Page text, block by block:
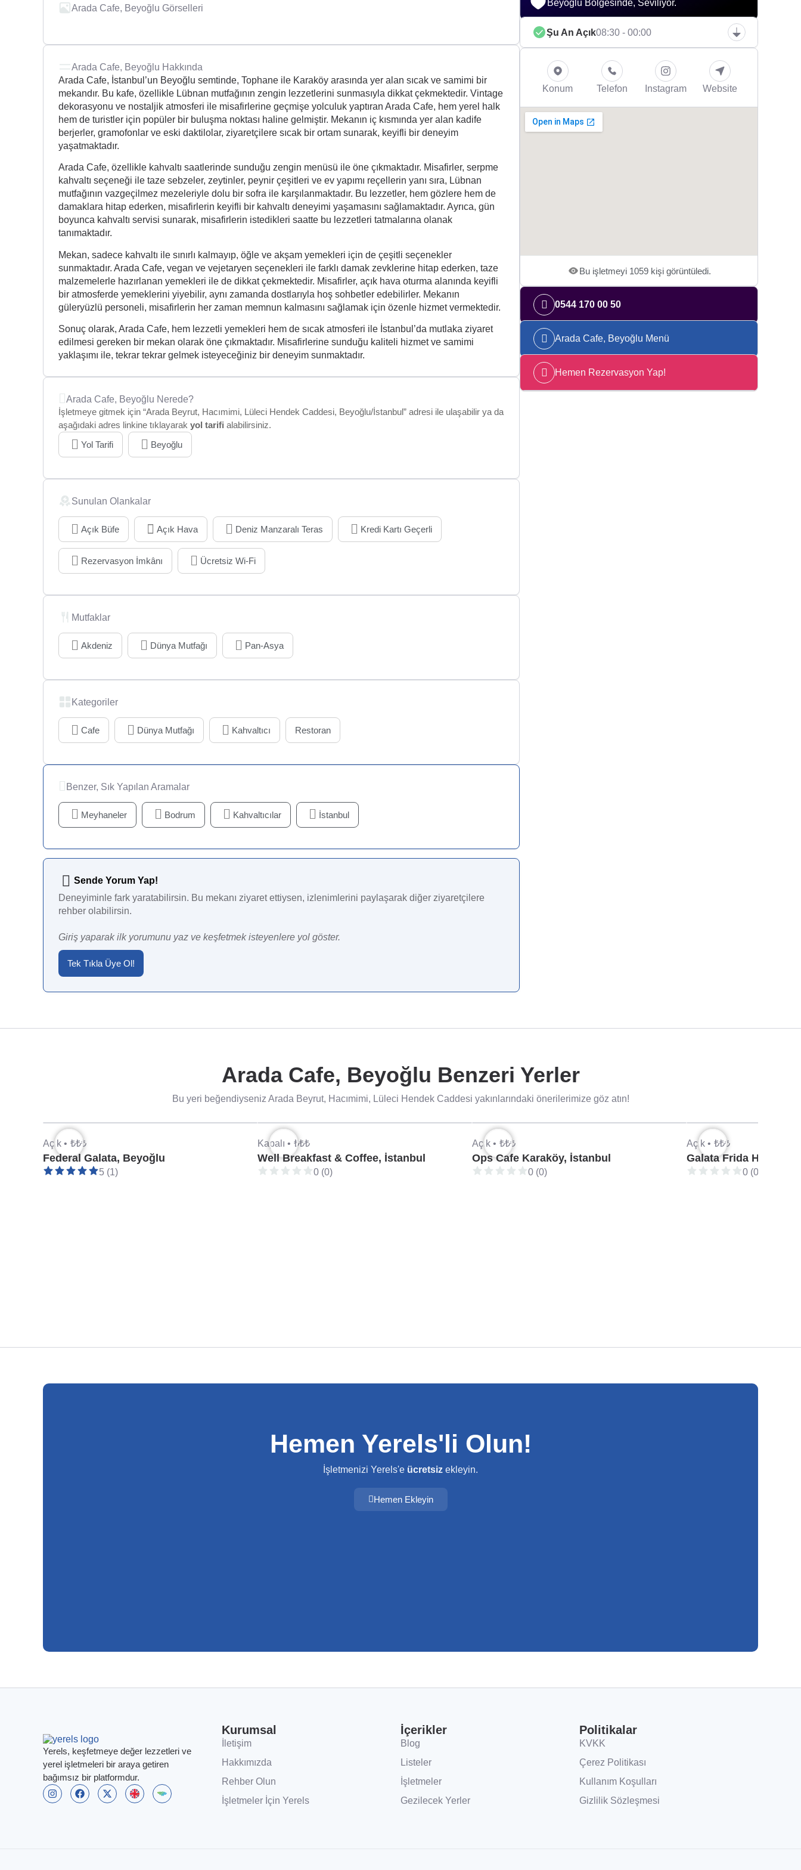
Arada Cafe, Beyoğlu Görselleri
Arada Cafe, Beyoğlu Hakkında
Arada Cafe, İstanbul’un Beyoğlu semtinde, Tophane ile Karaköy arasında yer alan sıcak ve samimi bir
mekandır. Bu kafe, özellikle Lübnan mutfağının zengin lezzetlerini sunmasıyla dikkat çekmektedir. Vintage
dekorasyonu ve nostaljik atmosferi ile misafirlerine geçmişe yolculuk yaptıran Arada Cafe, hem yerel halk
hem de turistler için popüler bir buluşma noktası haline gelmiştir. Mekanın iç kısmında yer alan kadife
berjerler, gramofonlar ve eski daktilolar, ziyaretçilere sıcak bir ortam sunarak, keyifli bir deneyim
yaşatmaktadır.
Arada Cafe, özellikle kahvaltı saatlerinde sunduğu zengin menüsü ile öne çıkmaktadır. Misafirler, serpme
kahvaltı seçeneği ile taze sebzeler, zeytinler, peynir çeşitleri ve ev yapımı reçellerin yanı sıra, Lübnan
mutfağının vazgeçilmez mezeleriyle dolu bir sofra ile karşılanmaktadır. Bu lezzetler, hem gözlere hem de
damaklara hitap ederken, misafirlerin keyifli bir kahvaltı deneyimi yaşamasını sağlamaktadır. Ayrıca, gün
boyunca kahvaltı servisi sunarak, misafirlerin istedikleri saatte bu lezzetleri tatmalarına olanak
tanımaktadır.
Mekan, sadece kahvaltı ile sınırlı kalmayıp, öğle ve akşam yemekleri için de çeşitli seçenekler
sunmaktadır. Arada Cafe, vegan ve vejetaryen seçenekleri ile farklı damak zevklerine hitap ederken, taze
malzemelerle hazırlanan yemekleri ile de dikkat çekmektedir. Misafirler, açık hava oturma alanında keyifli
bir atmosferde yemeklerini yiyebilir, aynı zamanda dostlarıyla hoş sohbetler edebilirler. Mekanın
güleryüzlü personeli, misafirlerin her zaman memnun kalmasını sağlamak için özenle hizmet vermektedir.
Sonuç olarak, Arada Cafe, hem lezzetli yemekleri hem de sıcak atmosferi ile İstanbul’da mutlaka ziyaret
edilmesi gereken bir mekan olarak öne çıkmaktadır. Misafirlerine sunduğu kaliteli hizmet ve samimi
yaklaşımı ile, tekrar tekrar gelmek isteyeceğiniz bir deneyim sunmaktadır.
Arada Cafe, Beyoğlu Nerede?
İşletmeye gitmek için “Arada Beyrut, Hacımimi, Lüleci Hendek Caddesi, Beyoğlu/İstanbul” adresi ile ulaşabilir ya da
aşağıdaki adres linkine tıklayarak yol tarifi alabilirsiniz.
Yol Tarifi
Beyoğlu
Sunulan Olankalar
Açık Büfe Açık Hava Deniz Manzaralı Teras Kredi Kartı Geçerli
Rezervasyon İmkânı Ücretsiz Wi-Fi
Mutfaklar
Akdeniz Dünya Mutfağı Pan-Asya
Kategoriler
Cafe Dünya Mutfağı Kahvaltıcı Restoran
Benzer, Sık Yapılan Aramalar
Meyhaneler Bodrum Kahvaltıcılar İstanbul
Sende Yorum Yap!
Deneyiminle fark yaratabilirsin. Bu mekanı ziyaret ettiysen, izlenimlerini paylaşarak diğer ziyaretçilere
rehber olabilirsin.
Giriş yaparak ilk yorumunu yaz ve keşfetmek isteyenlere yol göster.
Tek Tıkla Üye Ol!
Beyoğlu Bölgesinde, Seviliyor.
Şu An Açık08:30 - 00:00
Konum Telefon Instagram Website
Bu işletmeyi 1059 kişi görüntüledi.
0544 170 00 50
Arada Cafe, Beyoğlu Menü
Hemen Rezervasyon Yap!
Arada Cafe, Beyoğlu Benzeri Yerler
Bu yeri beğendiyseniz Arada Beyrut, Hacımimi, Lüleci Hendek Caddesi yakınlarındaki önerilerimize göz atın!
Açık • ₺₺₺
Federal Galata, Beyoğlu
5 (1)
Kapalı • ₺₺₺
Well Breakfast & Coffee, İstanbul
0 (0)
Açık • ₺₺₺
Ops Cafe Karaköy, İstanbul
0 (0)
Açık • ₺₺₺
Galata Frida House
0 (0)
Hemen Yerels'li Olun!
İşletmenizi Yerels'e ücretsiz ekleyin.
Hemen Ekleyin
Yerels, keşfetmeye değer lezzetleri ve
yerel işletmeleri bir araya getiren
bağımsız bir platformdur.
Kurumsal
İletişim
Hakkımızda
Rehber Olun
İşletmeler İçin Yerels
İçerikler
Blog
Listeler
İşletmeler
Gezilecek Yerler
Politikalar
KVKK
Çerez Politikası
Kullanım Koşulları
Gizlilik Sözleşmesi